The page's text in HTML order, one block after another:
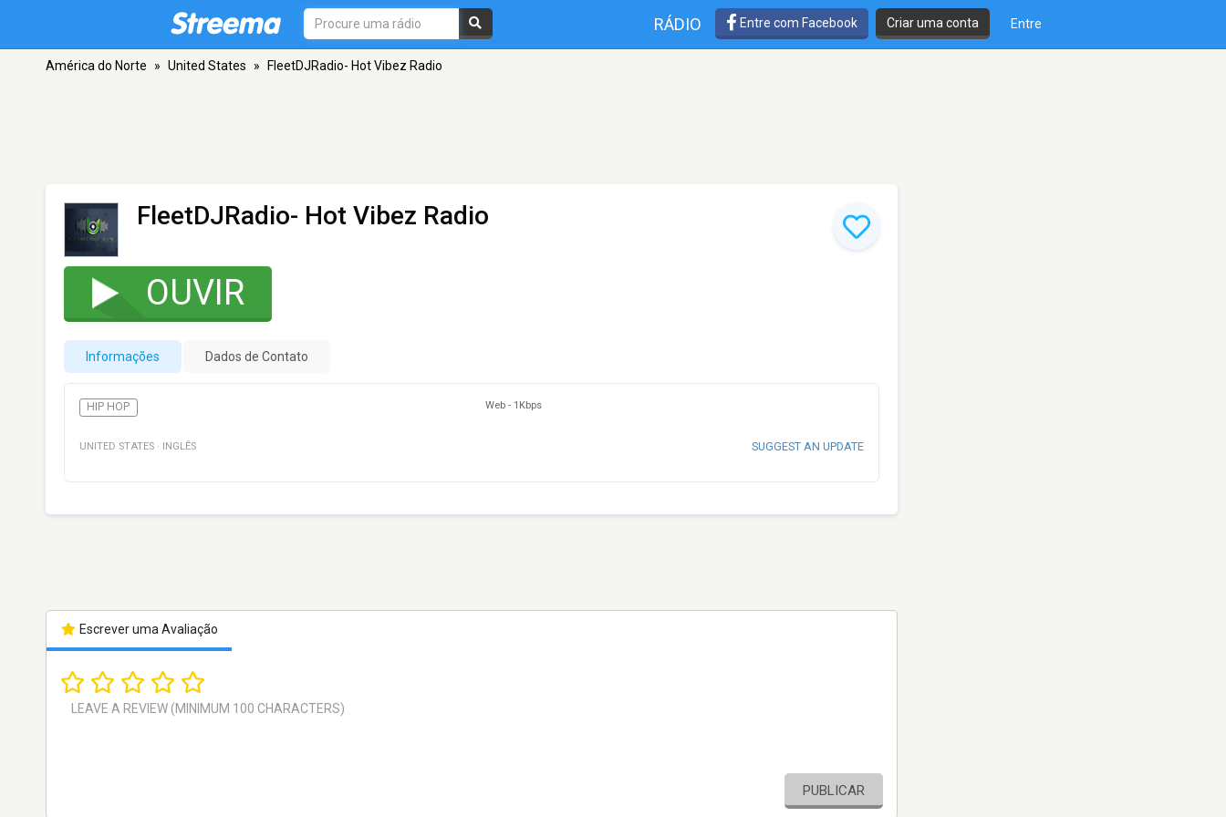
RÁDIO Entre com Facebook Criar uma conta Entre
América do Norte » United States » FleetDJRadio- Hot Vibez Radio
FleetDJRadio- Hot Vibez Radio
OUVIR
Informações Dados de Contato
HIP HOP Web - 1Kbps
UNITED STATES · INGLÊS SUGGEST AN UPDATE
Escrever uma Avaliação
PUBLICAR